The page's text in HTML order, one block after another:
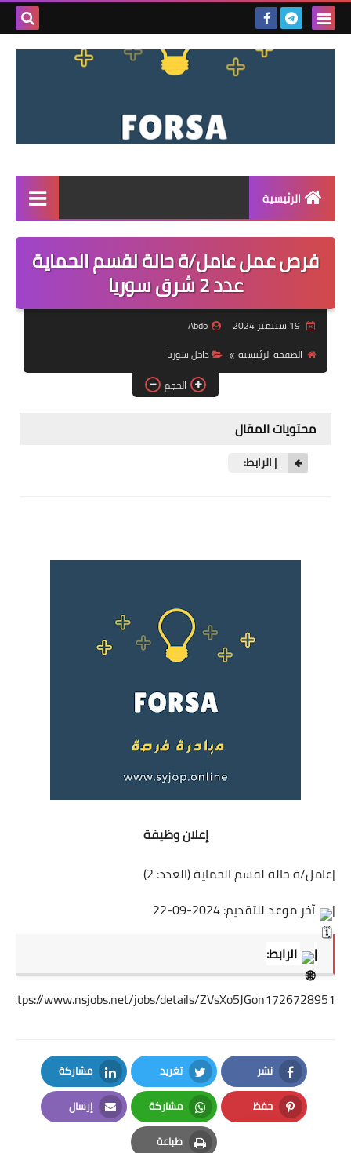
بحث
الرئيسية
القائمة
مناقصات
فرص عمل داخل سوريا
فرص عمل في العراق
فرص عمل في اليمن
فرص عمل عامل/ة حالة لقسم الحماية
عدد 2 شرق سوريا
Abdo
الصفحة الرئيسية
داخل سوريا
الحجم
محتويات المقال
| الرابط:
إعلان وظيفة
|عامل/ة حالة لقسم الحماية (العدد: 2)
|
آخر موعد للتقديم: 2024-09-22
|
الرابط:
https://www.nsjobs.net/jobs/details/ZVsXo5JGon1726728951
نشر
Facebook
تغريد
Twitter
مشاركة
LinkedIn
حفظ
Pinterest
مشاركة
Whatsapp
إرسال
Email
طباعة